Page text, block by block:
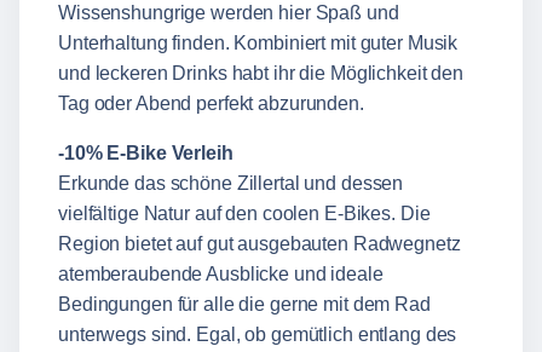
Wissenshungrige werden hier Spaß und
Unterhaltung finden. Kombiniert mit guter Musik
und leckeren Drinks habt ihr die Möglichkeit den
Tag oder Abend perfekt abzurunden.
-10% E-Bike Verleih
Erkunde das schöne Zillertal und dessen
vielfältige Natur auf den coolen E-Bikes. Die
Region bietet auf gut ausgebauten Radwegnetz
atemberaubende Ausblicke und ideale
Bedingungen für alle die gerne mit dem Rad
unterwegs sind. Egal, ob gemütlich entlang des